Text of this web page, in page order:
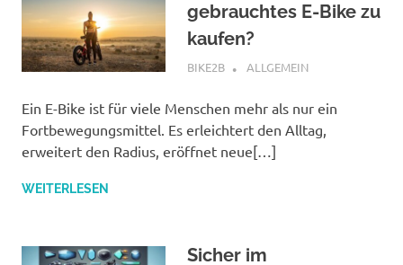
gebrauchtes E-Bike zu
kaufen?
JUNI 6, 2025
BIKE2B ALLGEMEIN
Ein E-Bike ist für viele Menschen mehr als nur ein
Fortbewegungsmittel. Es erleichtert den Alltag,
erweitert den Radius, eröffnet neue[…]
WEITERLESEN
Sicher im